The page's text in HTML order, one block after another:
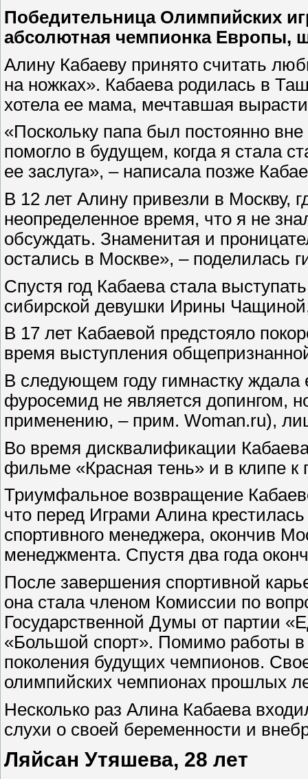
Победительница Олимпийских
абсолютная чемпионка Европы,
Алину Кабаеву принято считать
на ножках». Кабаева родилась в
хотела ее мама, мечтавшая
«Поскольку папа был постоянно
помогло в будущем, когда я стала
ее заслуга», – написала позже
В 12 лет Алину привезли в Москву,
неопределенное время, что я не
обсуждать. Знаменитая и
остались в Москве», – поделилась
Спустя год Кабаева стала
сибирской девушки Ирины
В 17 лет Кабаевой предстояло
время выступления
В следующем году гимнастку
фуросемид не является допингом,
применению, – прим. Woman.ru),
Во время дисквалификации
фильме «Красная тень» и в клипе
Триумфальное возвращение
что перед Играми Алина
спортивного менеджера, окончив
менеджмента. Спустя два года
После завершения спортивной
она стала членом Комиссии по
Государственной Думы от партии
«Большой спорт». Помимо работы в
поколения будущих чемпионов.
олимпийских чемпионах прошлых
Несколько раз Алина Кабаева
слухи о своей беременности и
Ляйсан Утяшева, 28 лет